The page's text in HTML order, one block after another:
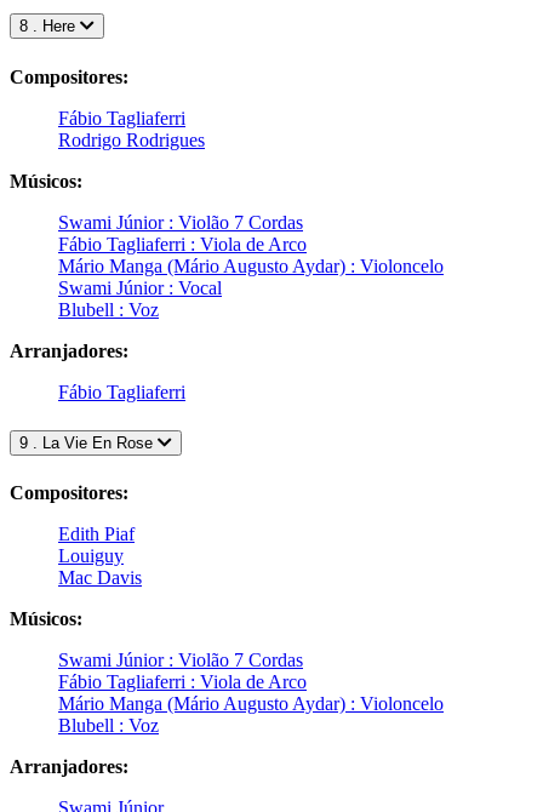
8 . Here
Compositores:
Fábio Tagliaferri
Rodrigo Rodrigues
Músicos:
Swami Júnior : Violão 7 Cordas
Fábio Tagliaferri : Viola de Arco
Mário Manga (Mário Augusto Aydar) : Violoncelo
Swami Júnior : Vocal
Blubell : Voz
Arranjadores:
Fábio Tagliaferri
9 . La Vie En Rose
Compositores:
Edith Piaf
Louiguy
Mac Davis
Músicos:
Swami Júnior : Violão 7 Cordas
Fábio Tagliaferri : Viola de Arco
Mário Manga (Mário Augusto Aydar) : Violoncelo
Blubell : Voz
Arranjadores:
Swami Júnior